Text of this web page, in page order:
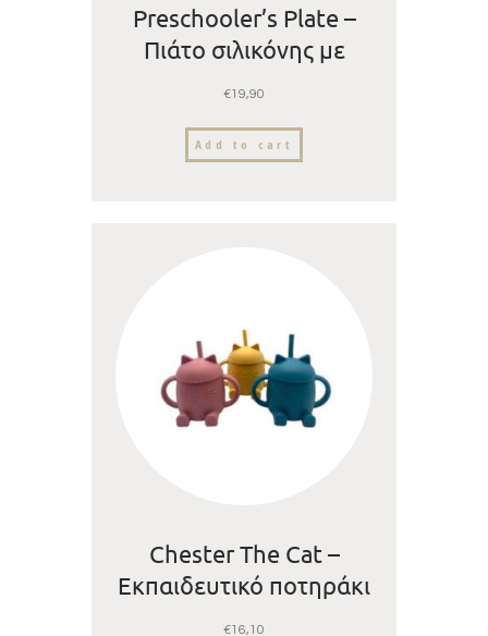
Preschooler’s Plate –
Πιάτο σιλικόνης με
€19,90
Add to cart
Chester The Cat –
Εκπαιδευτικό ποτηράκι
€16,10